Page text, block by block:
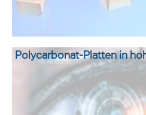
Polycarbonat-Platten in